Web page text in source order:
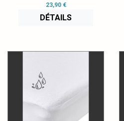
23,90 €
DÉTAILS